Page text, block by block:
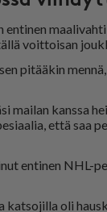
en­ti­nen
voit­toi­san
pi­tää­kin
mai­lan kans­sa
et­tä saa
en­ti­nen NHL-
kat­so­jil­la oli